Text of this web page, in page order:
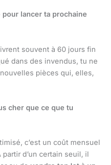
lancer ta prochaine
souvent à 60 jours fin
dans des invendus, tu ne
pièces qui, elles,
cher que ce que tu
c’est un coût mensuel
d’un certain seuil, il